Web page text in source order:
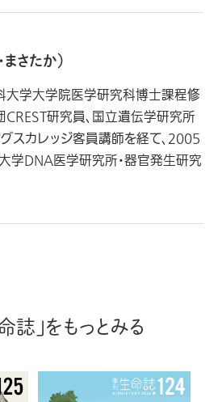
まさたか）
学大学院医学研究科博士課程修
CREST研究員、国立遺伝学研究所
スカレッジ客員講師を経て、2005
学DNA医学研究所・器官発生研究
誌」をもっとみる